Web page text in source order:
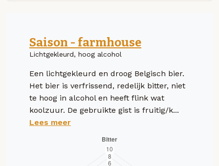
Saison - farmhouse
Lichtgekleurd, hoog alcohol
Een lichtgekleurd en droog Belgisch bier.
Het bier is verfrissend, redelijk bitter, niet
te hoog in alcohol en heeft flink wat
koolzuur. De gebruikte gist is fruitig/k...
Lees meer